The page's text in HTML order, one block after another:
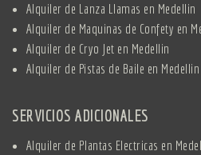
Alquiler de Lanza Llamas en Medellin
Alquiler de Maquinas de Confety en
Alquiler de Cryo Jet en Medellin
Alquiler de Pistas de Baile en Medellin
SERVICIOS ADICIONALES
Alquiler de Plantas Electricas en